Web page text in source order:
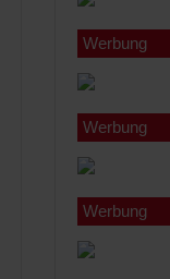
Werbung
Werbung
Werbung